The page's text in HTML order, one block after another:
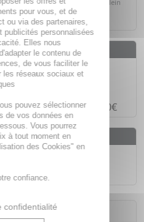
le moment idéal pour faire le plein
de belles économies. Offre
Voir la sélection
fraisà partir de 30€
pour vous, et de
ou via des partenaires,
publicités personnalisées
Elles nous
le contenu de
de vous faciliter le
les réseaux sociaux et
pouvez sélectionner
de vos données en
Vous pourrez
à tout moment en
des Cookies" en
confiance.
confidentialité